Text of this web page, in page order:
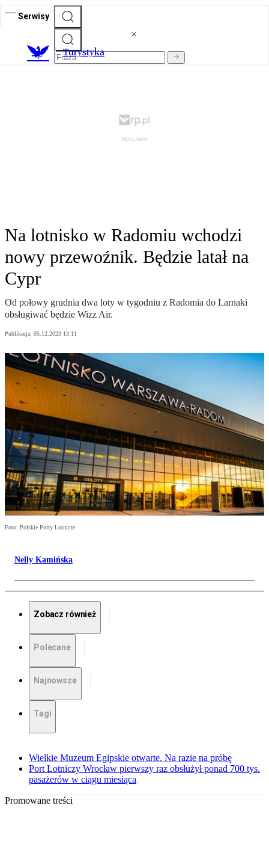
Serwisy
Turystyka
Na lotnisko w Radomiu wchodzi
nowy przewoźnik. Będzie latał na
Cypr
Od połowy grudnia dwa loty w tygodniu z Radomia do Larnaki
obsługiwać będzie Wizz Air.
Publikacja: 05.12.2023 13:11
Foto: Polskie Porty Lotnicze
Nelly Kamińska
Zobacz również
Polecane
Najnowsze
Tagi
Wielkie Muzeum Egipskie otwarte. Na razie na próbę
Port Lotniczy Wrocław pierwszy raz obsłużył ponad 700 tys.
pasażerów w ciągu miesiąca
Promowane treści